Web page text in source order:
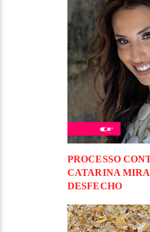
PROCESSO
CATARINA
DESFECHO